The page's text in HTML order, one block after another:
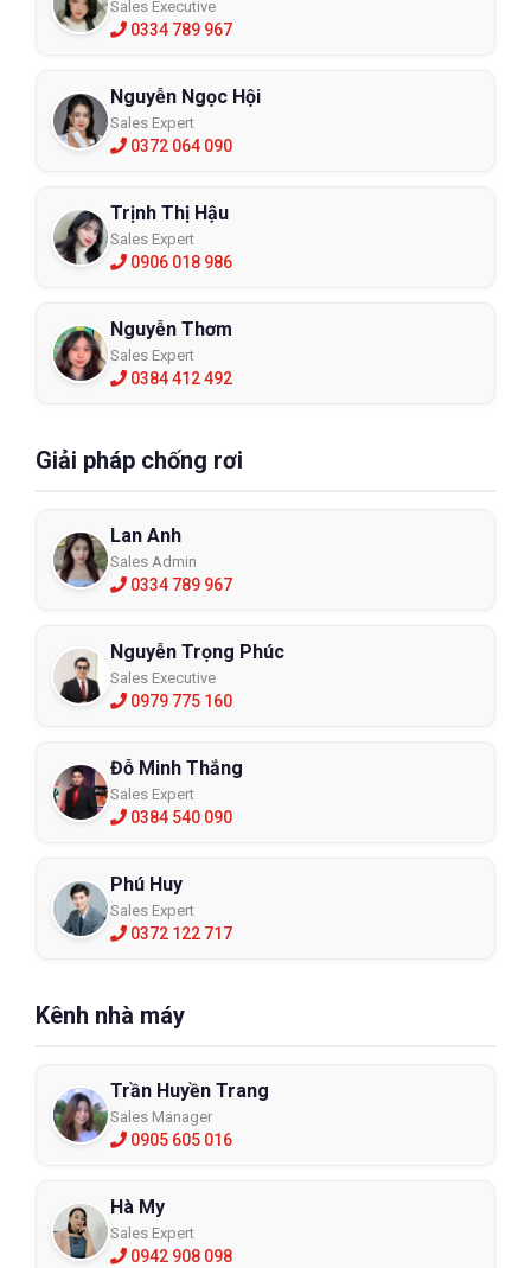
Sales Executive
0334 789 967
Nguyễn Ngọc Hội
Sales Expert
0372 064 090
Trịnh Thị Hậu
Sales Expert
0906 018 986
Nguyễn Thơm
Sales Expert
0384 412 492
Giải pháp chống rơi
Lan Anh
Sales Admin
0334 789 967
Nguyễn Trọng Phúc
Sales Executive
0979 775 160
Đỗ Minh Thắng
Sales Expert
0384 540 090
Phú Huy
Sales Expert
0372 122 717
Kênh nhà máy
Trần Huyền Trang
Sales Manager
0905 605 016
Hà My
Sales Expert
0942 908 098